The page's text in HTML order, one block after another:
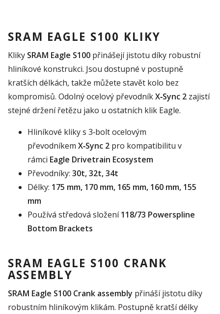
SRAM EAGLE S100 KLIKY
Kliky SRAM Eagle S100 přinášejí jistotu díky robustní
hliníkové konstrukci. Jsou dostupné v postupně
kratších délkách, takže můžete stavět kolo bez
kompromisů. Odolný ocelový převodníkX‑Sync 2 zajistí
stejné držení řetězu jako u ostatních klik Eagle.
Hliníkové kliky s 3‑bolt ocelovým
převodníkem X‑Sync 2 pro kompatibilitu v
rámci Eagle Drivetrain Ecosystem
Převodníky: 30t, 32t, 34t
Délky: 175 mm, 170 mm, 165 mm, 160 mm, 155
mm
Používá středová složení118/73 Powerspline
Bottom Brackets
SRAM EAGLE S100 CRANK
ASSEMBLY
SRAM Eagle S100 Crank assembly přináší jistotu díky
robustním hliníkovým klikám. Postupně kratší délky